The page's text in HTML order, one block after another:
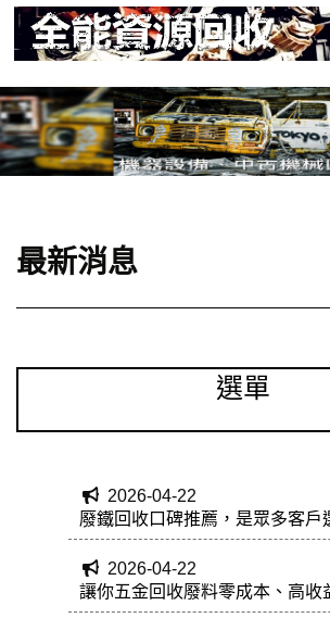
最新消息
選單
2026-04-22
廢鐵回收口碑推薦，是眾多客戶
保障
2026-04-22
讓你五金回收廢料零成本、高收